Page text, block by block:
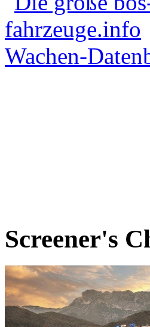
Screener's